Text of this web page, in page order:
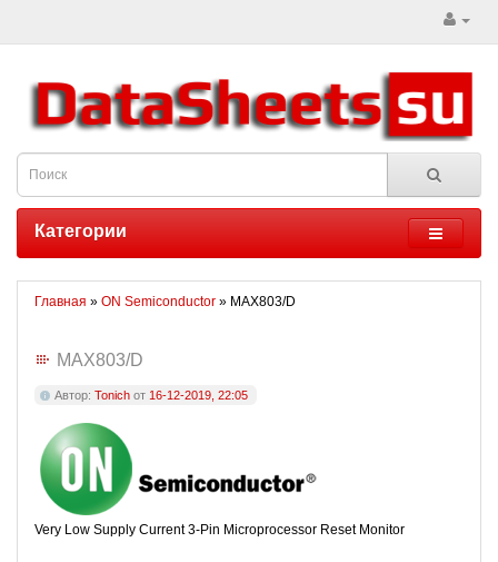
Категории
Главная » ON Semiconductor » MAX803/D
MAX803/D
Автор: Tonich от 16-12-2019, 22:05
Very Low Supply Current 3-Pin Microprocessor Reset Monitor